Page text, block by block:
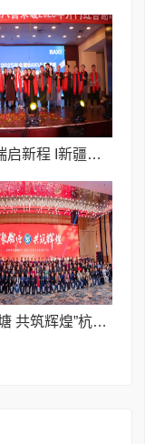
祥狮献瑞启新程 I新疆华晋举行2025年会暨BAXI八喜采暖答谢晚宴
”湘聚钱塘 共筑辉煌”杭州余杭湖南商会二届四次会员大会暨 迎新年会在杭召开